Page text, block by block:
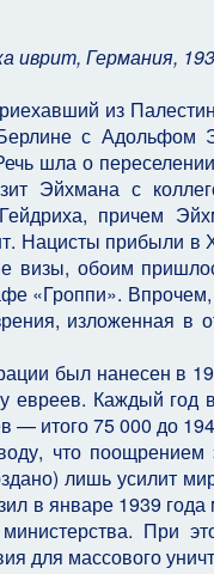
иврит, Германия,
из
с Адольфом
шла о
Эйхмана с
причем
Нацисты прибыли в
визы, обоим
«Гроппи».
изложенная в
был нанесен в
Каждый год
— итого 75 000 до
что
лишь усилит
в январе 1939
При
для массового